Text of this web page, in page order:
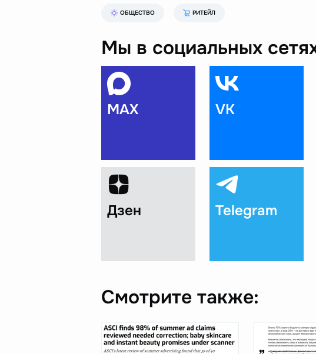
ОБЩЕСТВО РИТЕЙЛ
Мы в социальных
MAX VK
Дзен Telegram
Смотрите также: